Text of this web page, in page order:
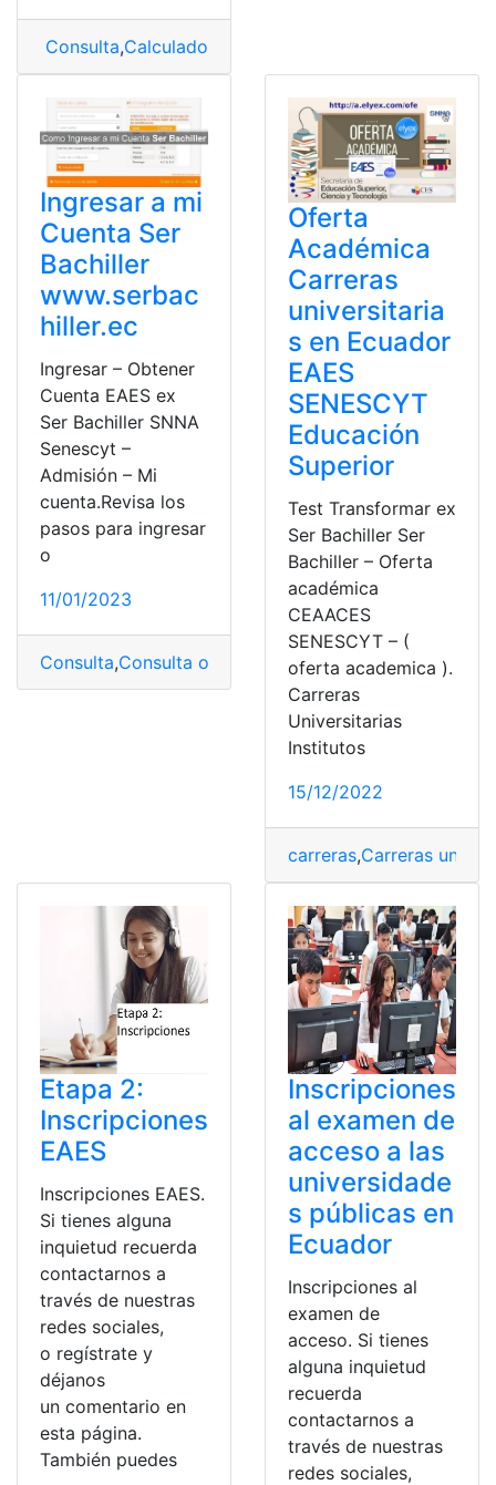
Consulta,Calculadora
Ingresar a mi
Cuenta Ser
Bachiller
www.serbac
hiller.ec
Ingresar – Obtener
Cuenta EAES ex
Ser Bachiller SNNA
Senescyt –
Admisión – Mi
cuenta.Revisa los
pasos para ingresar
o
11/01/2023
Consulta,Consulta online cuenta,ingresar,Ser Bachiller
Oferta
Académica
Carreras
universitaria
s en Ecuador
EAES
SENESCYT
Educación
Superior
Test Transformar ex
Ser Bachiller Ser
Bachiller – Oferta
académica
CEAACES
SENESCYT – (
oferta academica ).
Carreras
Universitarias
Institutos
15/12/2022
carreras,Carreras
Etapa 2:
Inscripciones
EAES
Inscripciones EAES.
Si tienes alguna
inquietud recuerda
contactarnos a
través de nuestras
redes sociales,
o regístrate y
déjanos
un comentario en
esta página.
También puedes
Inscripciones
al examen de
acceso a las
universidade
s públicas en
Ecuador
Inscripciones al
examen de
acceso. Si tienes
alguna inquietud
recuerda
contactarnos a
través de nuestras
redes sociales,